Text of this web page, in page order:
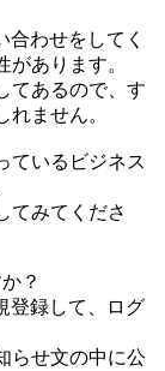
わせをしてく
あります。
てあるので、す
ません。
ているビジネス
てみてくださ
？
登録して、ログ
らせ文の中に公